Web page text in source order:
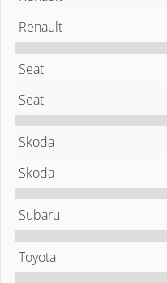
Renault
Seat
Seat
Skoda
Skoda
Subaru
Toyota